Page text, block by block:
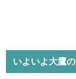
いよいよ大鷹